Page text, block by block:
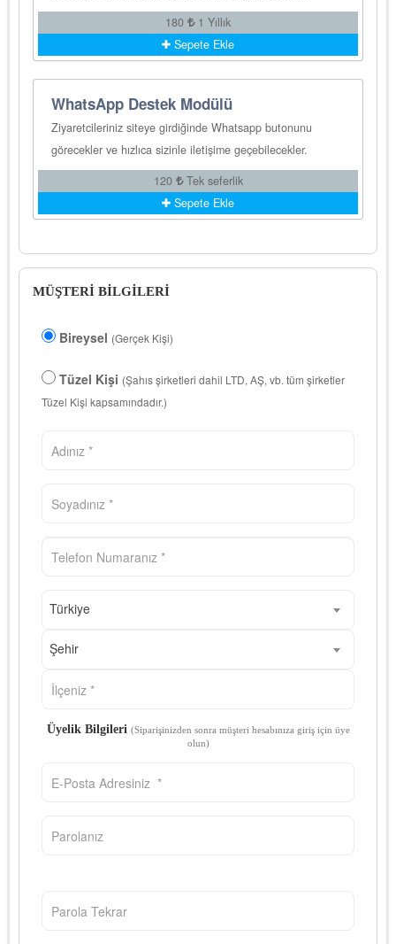
180
1 Yıllık
Sepete Ekle
WhatsApp Destek Modülü
Ziyaretcileriniz siteye girdiğinde Whatsapp butonunu
görecekler ve hızlıca sizinle iletişime geçebilecekler.
120
Tek seferlik
Sepete Ekle
MÜŞTERİ BİLGİLERİ
Bireysel (Gerçek Kişi)
Tüzel Kişi (Şahıs şirketleri dahil LTD, AŞ, vb. tüm şirketler
Tüzel Kişi kapsamındadır.)
Türkiye
Şehir
Üyelik Bilgileri (Siparişinizden sonra müşteri hesabınıza giriş için üye
olun)